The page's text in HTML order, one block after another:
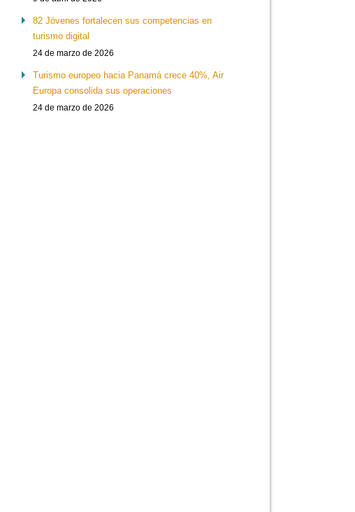
82 Jóvenes fortalecen sus competencias en
turismo digital
24 de marzo de 2026
Turismo europeo hacia Panamá crece 40%, Air
Europa consolida sus operaciones
24 de marzo de 2026